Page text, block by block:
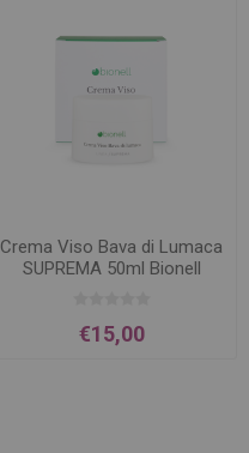
Crema Viso Bava di Lumaca
SUPREMA 50ml Bionell
€15,00